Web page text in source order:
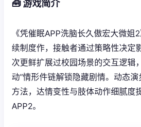
🧰 游戏简介
《凭催眠APP洗脑长久傲宏大微姐
续制度作，接触者通过策略性决定
次更鲜扩展过校园场景的交互逻辑
动”情形件链解锁隐藏剧情。动态
方法，达情变性与肢体动作细腻度
APP2。